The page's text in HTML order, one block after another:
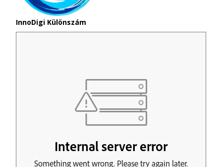
InnoDigi Különszám